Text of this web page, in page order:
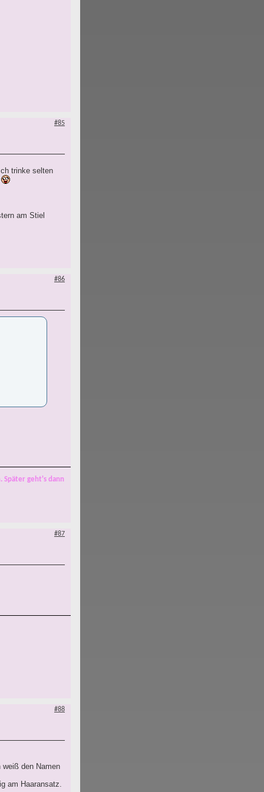
#85
trinke selten
am Stiel
#86
Später geht's dann
#87
#88
den Namen
am Haaransatz.